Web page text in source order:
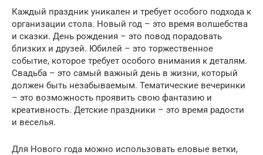
Каждый праздник уникален и требует особого подхода к
организации стола. Новый год – это время волшебства
и сказки. День рождения – это повод порадовать
близких и друзей. Юбилей – это торжественное
событие, которое требует особого внимания к деталям.
Свадьба – это самый важный день в жизни, который
должен быть незабываемым. Тематические вечеринки
– это возможность проявить свою фантазию и
креативность. Детские праздники – это время радости
и веселья.
Для Нового года можно использовать еловые ветки,